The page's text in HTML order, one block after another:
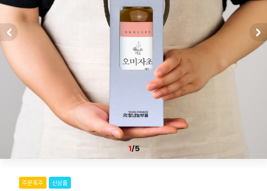
1/5
주문폭주 신상품